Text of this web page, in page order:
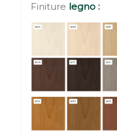
Finiture legno :